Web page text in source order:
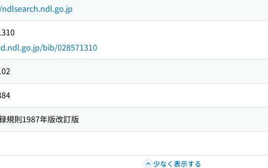
bib/028571310
規則1987年版改訂版
少なく表示する